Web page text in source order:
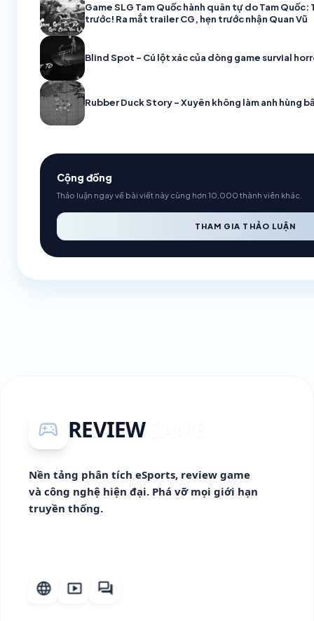
Game SLG Tam Quốc hành quân tự do Tam Quốc:
trước! Ra mắt trailer CG, hẹn trước nhận Quan Vũ
Blind Spot – Cú lột xác của dòng game survial
Rubber Duck Story – Xuyên không làm anh hùng
Cộng đồng
Thảo luận ngay về bài viết này cùng hơn 10,000 thành viên khác.
THAM GIA THẢO LUẬN
sports_esports REVIEWGAME
Nền tảng phân tích eSports, review game
và công nghệ hiện đại. Phá vỡ mọi giới hạn
truyền thống.
language smart_display forum